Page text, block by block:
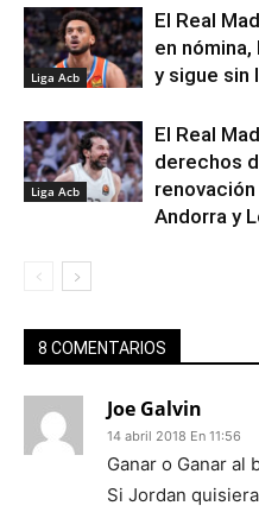
Liga Acb
El Real
en
y sigue sin
Liga Acb
El Real
derechos
Andorra y
8 COMENTARIOS
Joe Galvin
14 abril 2018 En 11:56
Ganar o Ganar al
Si Jordan